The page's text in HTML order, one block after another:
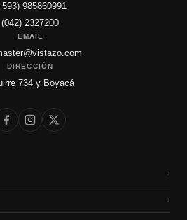
985860991
(042) 2327200
EMAIL
DIRECCIÓN
734 y Boyacá
›
›